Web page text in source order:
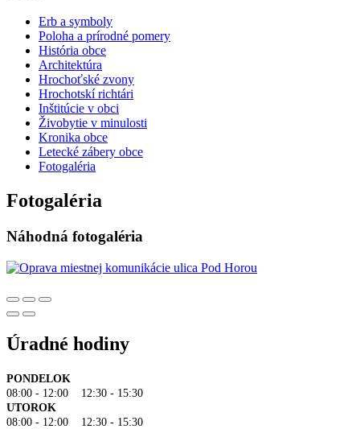
Erb a symboly
Poloha a prírodné pomery
História obce
Architektúra
Hrochoťské zvony
Hrochotskí richtári
Inštitúcie v obci
Živobytie v minulosti
Kronika obce
Letecké zábery obce
Fotogaléria
Fotogaléria
Náhodná fotogaléria
Úradné hodiny
PONDELOK
08:00 - 12:00 12:30 - 15:30
UTOROK
08:00 - 12:00 12:30 - 15:30